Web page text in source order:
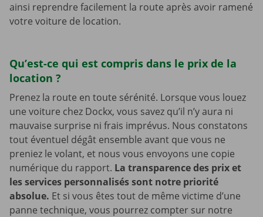
ainsi reprendre facilement la route après avoir ramené
votre voiture de location.
Qu’est-ce qui est compris dans le prix de la
location ?
Prenez la route en toute sérénité. Lorsque vous louez
une voiture chez Dockx, vous savez qu’il n’y aura ni
mauvaise surprise ni frais imprévus. Nous constatons
tout éventuel dégât ensemble avant que vous ne
preniez le volant, et nous vous envoyons une copie
numérique du rapport. La transparence des prix et
les services personnalisés sont notre priorité
absolue. Et si vous êtes tout de même victime d’une
panne technique, vous pourrez compter sur notre